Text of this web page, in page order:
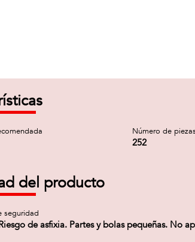
Número de piezas
252
del producto
seguridad
de asfixia. Partes y bolas pequeñas. No